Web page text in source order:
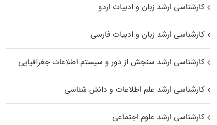
کارشناسی ارشد زبان و ادبیات اردو
کارشناسی ارشد زبان و ادبیات فارسی
کارشناسی ارشد سنجش از دور و سیستم اطلاعات جغرافیایی
کارشناسی ارشد علم اطلاعات و دانش شناسی
کارشناسی ارشد علوم اجتماعی